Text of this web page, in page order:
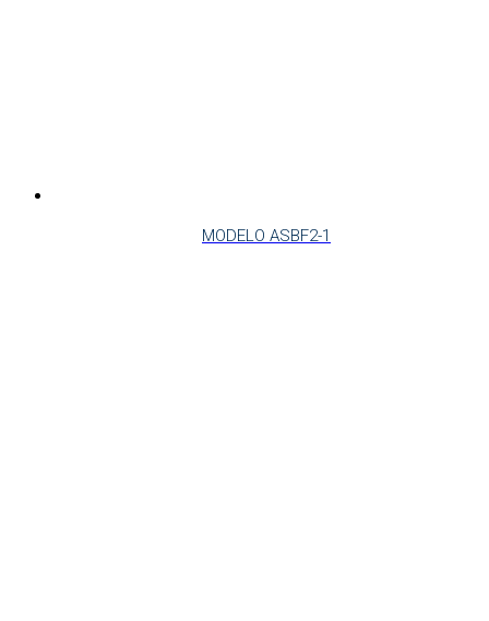
MODELO ASBF2-1